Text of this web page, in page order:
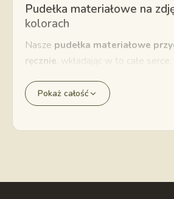
Pudełka materiałowe na
kolorach
Nasze pudełka materiałowe
ręcznie , wkładając w to całe
dlatego poza zróżnicowanymi
takżeszeroki wybór kolorów
słoniowej, a także…
Pokaż całość